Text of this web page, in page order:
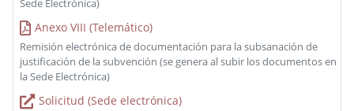
Sede Electrónica)
Anexo VIII (Telemático)
Remisión electrónica de documentación para la subsanación de
justificación de la subvención (se genera al subir los documentos en
la Sede Electrónica)
Solicitud (Sede electrónica)